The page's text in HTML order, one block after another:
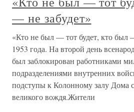
— не забудет»
«Кто не был — тот будет, кто был
1953 года. На второй день
был заблокирован работниками
подразделениями внутренних
подступы к Колонному залу Дома
великого вождя.Жители